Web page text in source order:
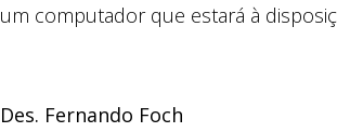
um computador que estará à
Des. Fernando Foch